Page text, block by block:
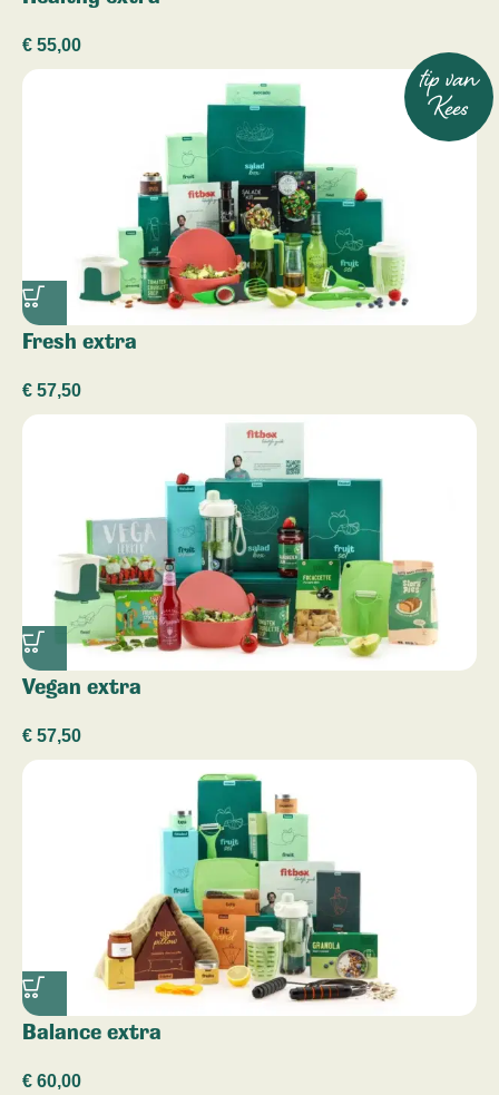
€ 55,00
Fresh extra
€ 57,50
tip van
Kees
Vegan extra
€ 57,50
Balance extra
€ 60,00